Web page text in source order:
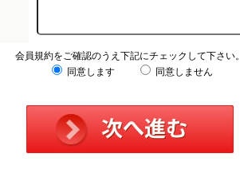
会員規約をご確認のうえ下記にチェックして下さい。
同意します
同意しません